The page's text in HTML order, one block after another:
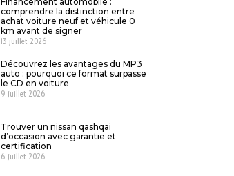
comprendre la distinction entre
achat voiture neuf et véhicule 0
km avant de signer
13 juillet 2026
Découvrez les avantages du MP3
auto : pourquoi ce format surpasse
le CD en voiture
9 juillet 2026
Trouver un nissan qashqai
d’occasion avec garantie et
certification
6 juillet 2026